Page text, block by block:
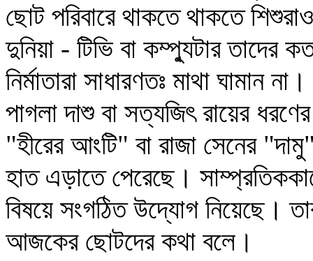
ছোট পরিবারে থাকতে থাকতে
দুনিয়া - টিভি বা কম্প্যুটার তাদের
নির্মাতারা সাধারণতঃ মাথা ঘামান
পাগলা দাশু বা সত্যজিৎ রায়ের
"হীরের আংটি" বা রাজা সেনের
হাত এড়াতে পেরেছে।
বিষয়ে সংগঠিত উদ্যোগ নিয়েছে।
আজকের ছোটদের কথা বলে।